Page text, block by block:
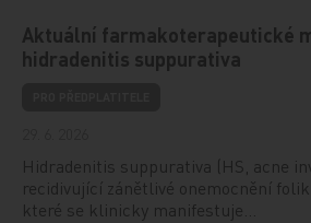
Aktuální farmakoterapeutické
hidradenitis suppurativa
Hidradenitis suppurativa (HS, acne
recidivující zánětlivé onemocnění
které se klinicky manifestuje…